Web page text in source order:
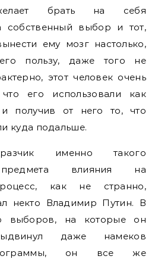
брать на себя
собственный выбор и тот,
ему мозг настолько,
пользу, даже того не
этот человек очень
его использовали как
и получив от него то, что
куда подальше.
именно такого
предмета влияния на
как не странно,
некто Владимир Путин. В
выборов, на которые он
даже намеков
он все же